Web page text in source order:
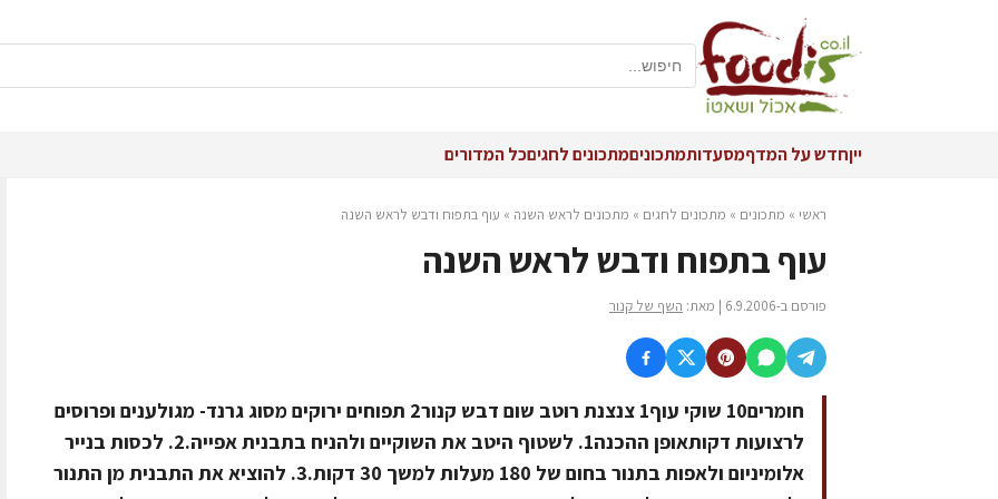
ייןחדש על המדףמסעדותמתכוניםמתכונים לחגיםכל המדורים
ראשי » מתכונים » מתכונים לחגים » מתכונים לראש השנה » עוף בתפוח ודבש לראש השנה
עוף בתפוח ודבש לראש השנה
פורסם ב-6.9.2006 | מאת: השף של קנור
חומרים10 שוקי עוף1 צנצנת רוטב שום דבש קנור2 תפוחים ירוקים מסוג גרנד- מגולענים ופרוסים
לרצועות דקותאופן ההכנה1. לשטוף היטב את השוקיים ולהניח בתבנית אפייה.2. לכסות בנייר
אלומיניום ולאפות בתנור בחום של 180 מעלות למשך 30 דקות.3. להוציא את התבנית מן התנור